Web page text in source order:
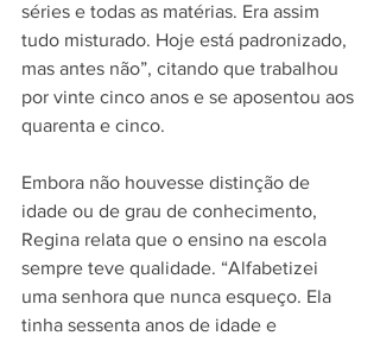
séries e todas as matérias. Era assim
tudo misturado. Hoje está padronizado,
mas antes não”, citando que trabalhou
por vinte cinco anos e se aposentou aos
quarenta e cinco.
Embora não houvesse distinção de
idade ou de grau de conhecimento,
Regina relata que o ensino na escola
sempre teve qualidade. “Alfabetizei
uma senhora que nunca esqueço. Ela
tinha sessenta anos de idade e